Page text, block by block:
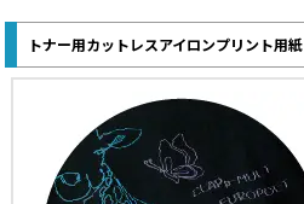
トナー用カットレスアイロンプリント用紙